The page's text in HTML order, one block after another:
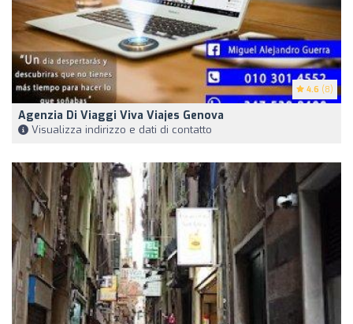
4.6 (8)
Agenzia Di Viaggi Viva Viajes Genova
Visualizza indirizzo e dati di contatto